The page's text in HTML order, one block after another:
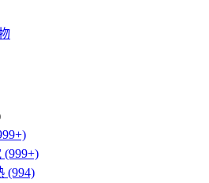
(999+)
(994)